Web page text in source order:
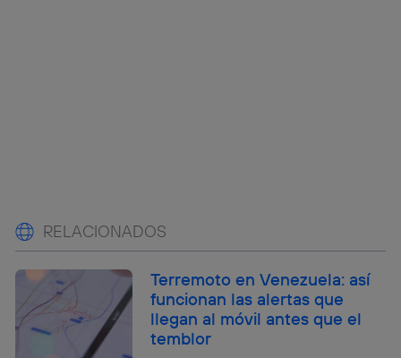
RELACIONADOS
Terremoto en Venezuela: así
funcionan las alertas que
llegan al móvil antes que el
temblor